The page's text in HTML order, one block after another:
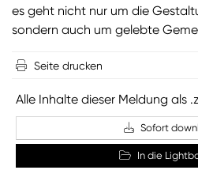
es geht nicht nur um die
sondern auch um gelebte
Seite drucken
Alle Inhalte dieser Meldung als
Sofort
In die